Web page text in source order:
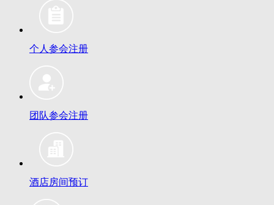
个人参会注册
团队参会注册
酒店房间预订